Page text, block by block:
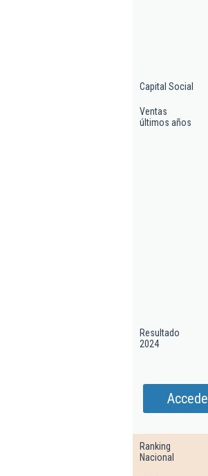
Capital Social
Ventas
últimos años
Resultado
2024
Ranking
Nacional